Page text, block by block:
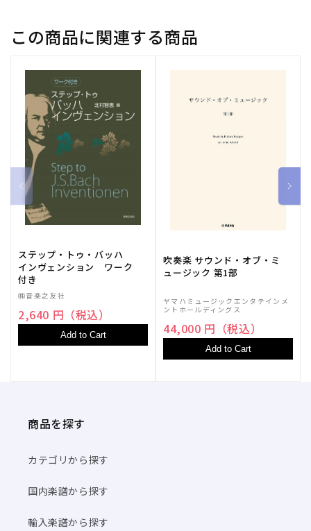
数
を
す
数
を
や
す
この商品に関連する商品
ステップ・トゥ・バッハ
インヴェンション ワーク
付き
㈱音楽之友社
2,640 円（税込）
Add to Cart
吹奏楽 サウンド・オブ・ミ
ュージック 第1部
ヤマハミュージックエンタテインメ
ントホールディングス
44,000 円（税込）
Add to Cart
商品を探す
カテゴリから探す
国内楽譜から探す
輸入楽譜から探す